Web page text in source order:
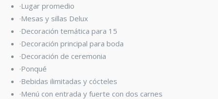
·Lugar promedio
·Mesas y sillas Delux
·Decoración temática para 15
·Decoración principal para boda
·Decoración de ceremonia
·Ponqué
·Bebidas ilimitadas y cócteles
·Menú con entrada y fuerte con dos carnes